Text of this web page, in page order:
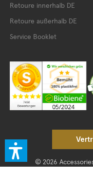
Retoure innerhalb DE
Retoure außerhalb DE
Service Booklet
© 2026